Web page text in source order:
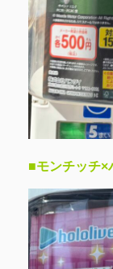
■モンチッチ×